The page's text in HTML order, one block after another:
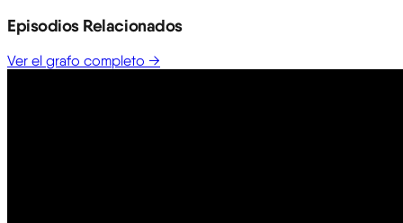
Episodios Relacionados
Ver el grafo completo →